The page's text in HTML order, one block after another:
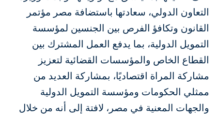
التعاون الدولي، سعادتها باستضافة مصر مؤتمر
القانون وتكافؤ الفرص بين الجنسين لمؤسسة
التمويل الدولية، بما يدفع العمل المشترك بين
القطاع الخاص والمؤسسات القضائية لتعزيز
مشاركة المراة اقتصاديًا، بمشاركة العديد من
ممثلي الحكومات ومؤسسة التمويل الدولية
والجهات المعنية في مصر، لافتة إلى أنه من خلال